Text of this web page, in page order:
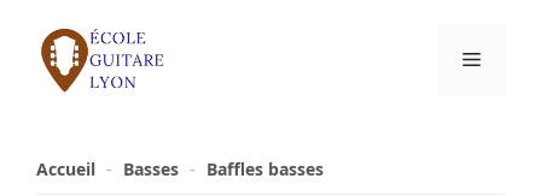
contenu
Menu
Accueil - Basses - Baffles basses